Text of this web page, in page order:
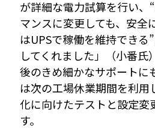
が詳細な電力試算を行い、
マンスに変更しても、安全
はUPSで稼働を維持できる
してくれました」（小番氏
後のきめ細かなサポートに
は次の工場休業期間を利用
化に向けたテストと設定変
す。